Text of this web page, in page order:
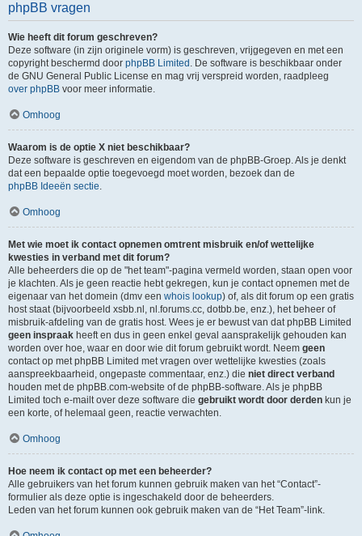
phpBB vragen
Wie heeft dit forum geschreven?
Deze software (in zijn originele vorm) is geschreven, vrijgegeven en met een
copyright beschermd door phpBB Limited . De software is beschikbaar onder
de GNU General Public License en mag vrij verspreid worden, raadpleeg
over phpBB voor meer informatie.
Omhoog
Waarom is de optie X niet beschikbaar?
Deze software is geschreven en eigendom van de phpBB-Groep. Als je denkt
dat een bepaalde optie toegevoegd moet worden, bezoek dan de
phpBB Ideeën sectie.
Omhoog
Met wie moet ik contact opnemen omtrent misbruik en/of wettelijke
kwesties in verband met dit forum?
Alle beheerders die op de "het team"-pagina vermeld worden, staan open voor
je klachten. Als je geen reactie hebt gekregen, kun je contact opnemen met de
eigenaar van het domein (dmv een whois lookup) of, als dit forum op een gratis
host staat (bijvoorbeeld xsbb.nl, nl.forums.cc, dotbb.be, enz.), het beheer of
misbruik-afdeling van de gratis host. Wees je er bewust van dat phpBB Limited
geen inspraak heeft en dus in geen enkel geval aansprakelijk gehouden kan
worden over hoe, waar en door wie dit forum gebruikt wordt. Neem geen
contact op met phpBB Limited met vragen over wettelijke kwesties (zoals
aanspreekbaarheid, ongepaste commentaar, enz.) die niet direct verband
houden met de phpBB.com-website of de phpBB-software. Als je phpBB
Limited toch e-mailt over deze software die gebruikt wordt door derden kun je
een korte, of helemaal geen, reactie verwachten.
Omhoog
Hoe neem ik contact op met een beheerder?
Alle gebruikers van het forum kunnen gebruik maken van het “Contact”-
formulier als deze optie is ingeschakeld door de beheerders.
Leden van het forum kunnen ook gebruik maken van de “Het Team”-link.